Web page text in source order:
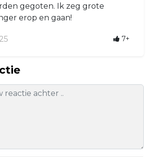
gegoten. Ik zeg grote
erop en gaan!
7+